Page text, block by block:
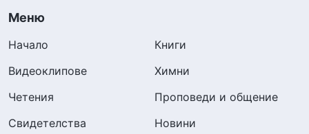
Меню
Начало
Книги
Видеоклипове
Химни
Четения
Проповеди и общение
Свидетелства
Новини